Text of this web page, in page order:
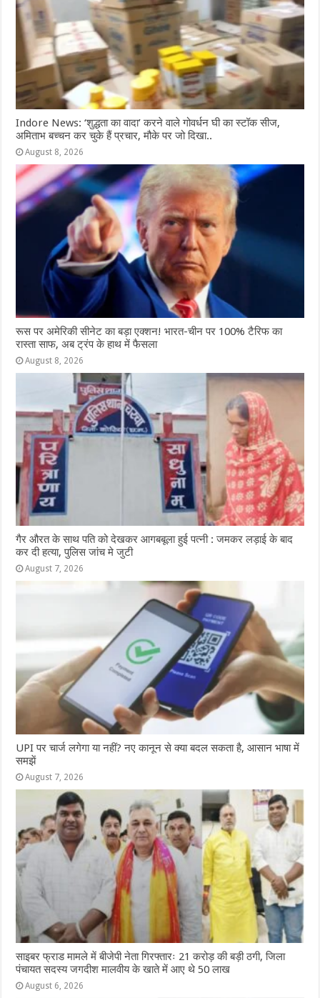
Indore News: ‘शुद्धता का वादा’ करने वाले गोवर्धन घी का स्टॉक सीज,
अमिताभ बच्चन कर चुके हैं प्रचार, मौके पर जो दिखा..
August 8, 2026
रूस पर अमेरिकी सीनेट का बड़ा एक्शन! भारत-चीन पर 100% टैरिफ का
रास्ता साफ, अब ट्रंप के हाथ में फैसला
August 8, 2026
गैर औरत के साथ पति को देखकर आगबबूला हुई पत्नी : जमकर लड़ाई के बाद
कर दी हत्या, पुलिस जांच मे जुटी
August 7, 2026
UPI पर चार्ज लगेगा या नहीं? नए कानून से क्या बदल सकता है, आसान भाषा में
समझें
August 7, 2026
साइबर फ्राड मामले में बीजेपी नेता गिरफ्तारः 21 करोड़ की बड़ी ठगी, जिला
पंचायत सदस्य जगदीश मालवीय के खाते में आए थे 50 लाख
August 6, 2026